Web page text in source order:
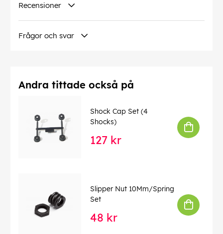
Recensioner
Frågor och svar
Andra tittade också på
Shock Cap Set (4
Shocks)
127 kr
Slipper Nut 10Mm/Spring
Set
48 kr